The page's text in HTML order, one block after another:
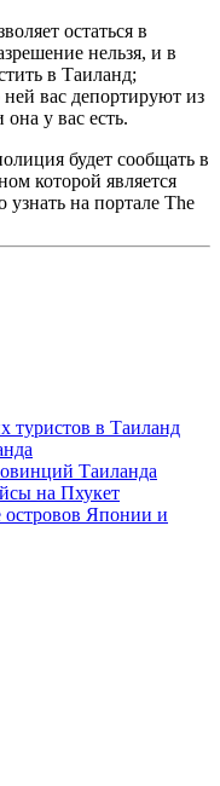
остаться в
нельзя, и в
в Таиланд;
вас депортируют из
у вас есть.
будет сообщать в
которой является
на портале The
туристов в Таиланд
Таиланда
на Пхукет
островов Японии и